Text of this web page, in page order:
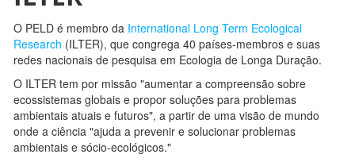
O PELD é membro da International Long Term Ecological
Research (ILTER), que congrega 40 países-membros e suas
redes nacionais de pesquisa em Ecologia de Longa Duração.
O ILTER tem por missão "aumentar a compreensão sobre
ecossistemas globais e propor soluções para problemas
ambientais atuais e futuros", a partir de uma visão de mundo
onde a ciência "ajuda a prevenir e solucionar problemas
ambientais e sócio-ecológicos."